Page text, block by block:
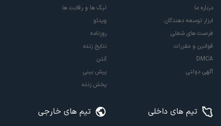
درباره ما
ابزار توسعه دهندگان
فرصت های شغلی
قوانین و مقررات
DMCA
آگهی دولتی
لیگ ها و رقابت ها
ویدئو
روزنامه
نتایج زنده
آنتن
پیش بینی
پخش زنده
تیم های داخلی تیم های خارجی